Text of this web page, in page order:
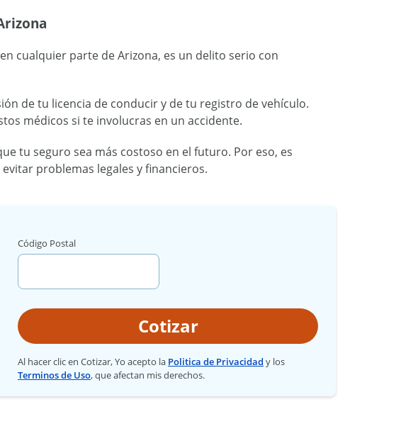
cualquier parte de Arizona, es un delito serio con
de tu licencia de conducir y de tu registro de vehículo.
médicos si te involucras en un accidente.
tu seguro sea más costoso en el futuro. Por eso, es
problemas legales y financieros.
Código Postal
Cotizar
Al hacer clic en Cotizar, Yo acepto la Politica de Privacidad y los
Terminos de Uso, que afectan mis derechos.